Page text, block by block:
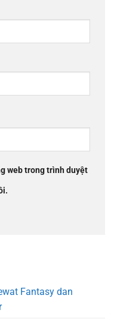
web trong trình duyệt
Fantasy dan